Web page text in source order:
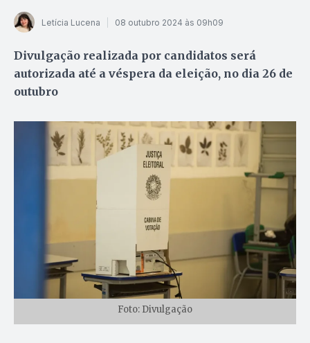
Letícia Lucena 08 outubro 2024 às 09h09
Divulgação realizada por candidatos será
autorizada até a véspera da eleição, no dia 26 de
outubro
Foto: Divulgação